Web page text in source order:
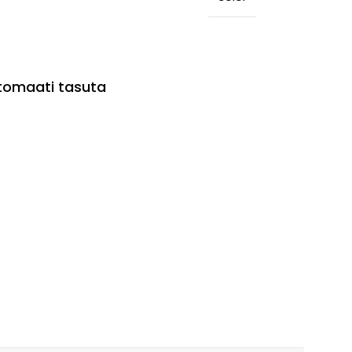
tasuta